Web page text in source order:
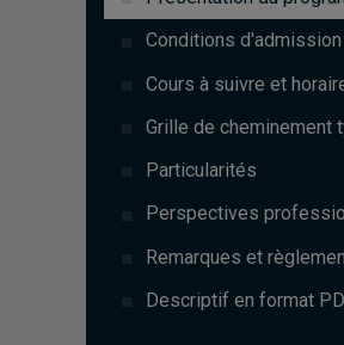
Conditions d'admission
Cours à suivre et
Grille de cheminement
Particularités
Perspectives
Remarques et
Descriptif en format